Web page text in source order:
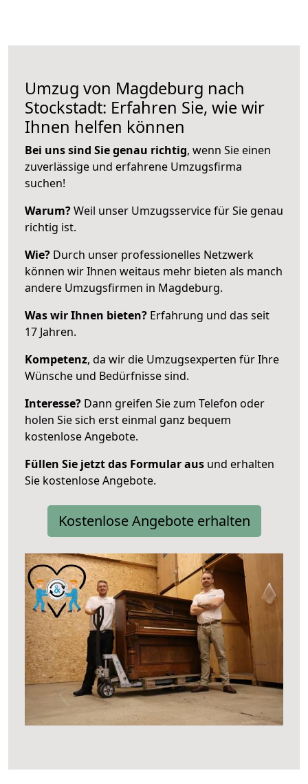
Umzug von Magdeburg nach
Stockstadt: Erfahren Sie, wie wir
Ihnen helfen können
Bei uns sind Sie genau richtig, wenn Sie einen
zuverlässige und erfahrene Umzugsfirma
suchen!
Warum?Weil unser Umzugsservice für Sie genau
richtig ist.
Wie? Durch unser professionelles Netzwerk
können wir Ihnen weitaus mehr bieten als manch
andere Umzugsfirmen in Magdeburg.
Was wir Ihnen bieten? Erfahrung und das seit
17 Jahren.
Kompetenz, da wir die Umzugsexperten für Ihre
Wünsche und Bedürfnisse sind.
Interesse? Dann greifen Sie zum Telefon oder
holen Sie sich erst einmal ganz bequem
kostenlose Angebote.
Füllen Sie jetzt das Formular aus und erhalten
Sie kostenlose Angebote.
Kostenlose Angebote erhalten